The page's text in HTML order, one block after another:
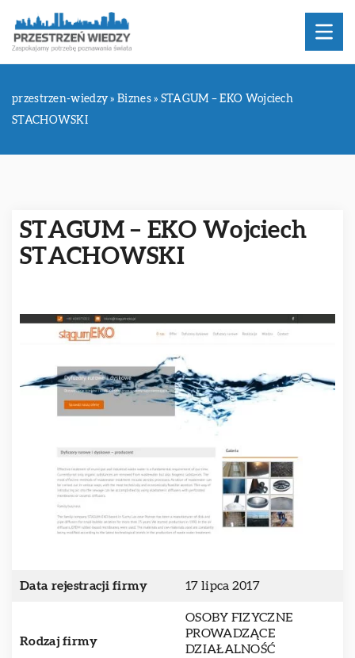
przestrzen-wiedzy »Biznes» STAGUM – EKO Wojciech
STACHOWSKI
STAGUM – EKO Wojciech
STACHOWSKI
Data rejestracji firmy 17 lipca 2017
Rodzaj firmy
OSOBY FIZYCZNE
PROWADZĄCE
DZIAŁALNOŚĆ